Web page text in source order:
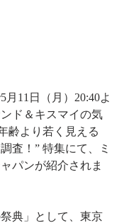
月11日（月）20:40よ
ド＆キスマイの気
齢より若く見える
査！” 特集にて、ミ
パンが紹介されま
典」として、東京